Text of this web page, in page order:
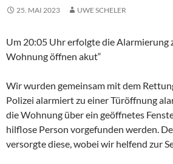
25. MAI 2023 UWE SCHELER
Um 20:05 Uhr erfolgte die Alarmierung
Wohnung öffnen akut“
Wir wurden gemeinsam mit dem
Polizei alarmiert zu einer Türöffnung
die Wohnung über ein geöffnetes
hilflose Person vorgefunden werden.
versorgte diese, wobei wir helfend zur